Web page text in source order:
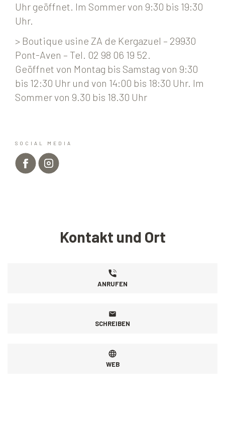
Uhr geöffnet. Im Sommer von 9:30 bis 19:30
Uhr.
> Boutique usine ZA de Kergazuel – 29930
Pont-Aven – Tel. 02 98 06 19 52.
Geöffnet von Montag bis Samstag von 9:30
bis 12:30 Uhr und von 14:00 bis 18:30 Uhr. Im
Sommer von 9.30 bis 18.30 Uhr
SOCIAL MEDIA
Kontakt und Ort
ANRUFEN
SCHREIBEN
WEB